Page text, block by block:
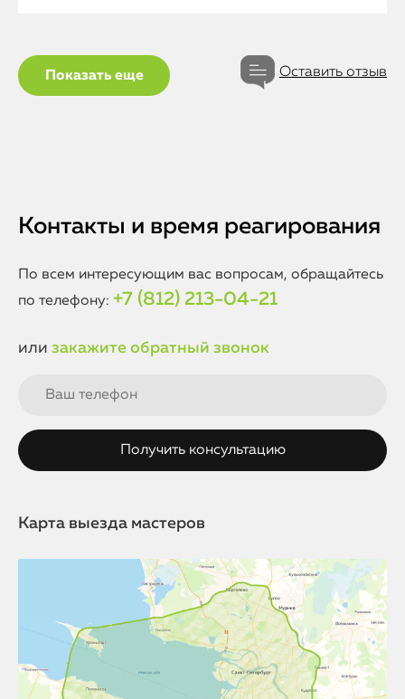
Показать еще Оставить отзыв
Контакты и время реагирования
По всем интересующим вас вопросам, обращайтесь
по телефону: +7 (812) 213-04-21
или закажите обратный звонок
Карта выезда мастеров